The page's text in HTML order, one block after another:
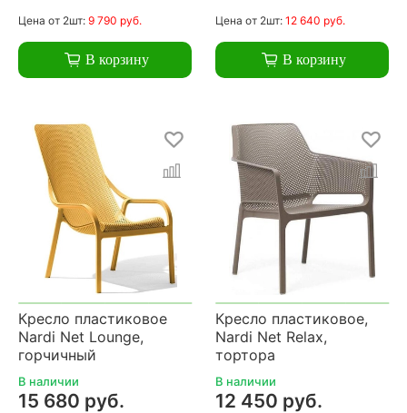
Цена от 2шт: 9 790 руб.
В корзину
Цена от 2шт: 12 640 руб.
В корзину
Кресло пластиковое
Nardi Net Lounge,
горчичный
В наличии
15 680 руб.
Кресло пластиковое,
Nardi Net Relax,
тортора
В наличии
12 450 руб.